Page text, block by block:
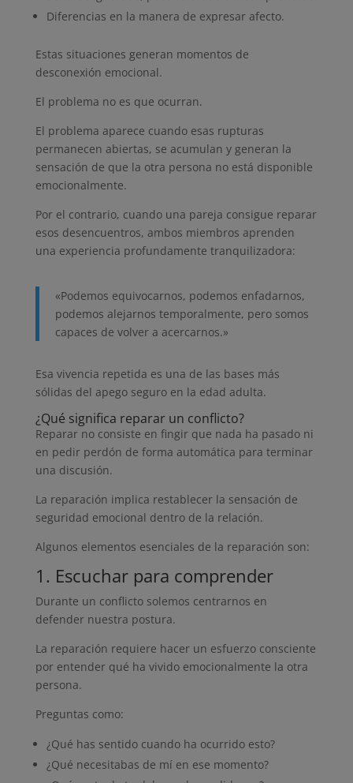
Diferencias en la manera de expresar afecto.
Estas situaciones generan momentos de
desconexión emocional.
El problema no es que ocurran.
El problema aparece cuando esas rupturas
permanecen abiertas, se acumulan y generan la
sensación de que la otra persona no está disponible
emocionalmente.
Por el contrario, cuando una pareja consigue reparar
esos desencuentros, ambos miembros aprenden
una experiencia profundamente tranquilizadora:
«Podemos equivocarnos, podemos enfadarnos,
podemos alejarnos temporalmente, pero somos
capaces de volver a acercarnos.»
Esa vivencia repetida es una de las bases más
sólidas del apego seguro en la edad adulta.
¿Qué significa reparar un conflicto?
Reparar no consiste en fingir que nada ha pasado ni
en pedir perdón de forma automática para terminar
una discusión.
La reparación implica restablecer la sensación de
seguridad emocional dentro de la relación.
Algunos elementos esenciales de la reparación son:
1. Escuchar para comprender
Durante un conflicto solemos centrarnos en
defender nuestra postura.
La reparación requiere hacer un esfuerzo consciente
por entender qué ha vivido emocionalmente la otra
persona.
Preguntas como:
¿Qué has sentido cuando ha ocurrido esto?
¿Qué necesitabas de mí en ese momento?